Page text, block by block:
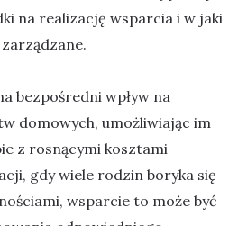
na realizację wsparcia i w jaki
bezpośredni wpływ na
domowych, umożliwiając im
z rosnącymi kosztami
gdy wiele rodzin boryka się
wsparcie to może być